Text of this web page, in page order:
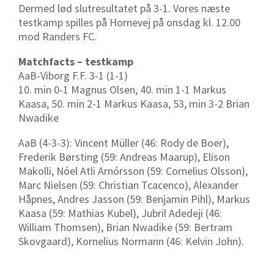
Dermed lød slutresultatet på 3-1. Vores næste
testkamp spilles på Hornevej på onsdag kl. 12.00
mod Randers FC.
Matchfacts – testkamp
AaB-Viborg F.F. 3-1 (1-1)
10. min 0-1 Magnus Olsen, 40. min 1-1 Markus
Kaasa, 50. min 2-1 Markus Kaasa, 53, min 3-2 Brian
Nwadike
AaB (4-3-3): Vincent Müller (46: Rody de Boer),
Frederik Børsting (59: Andreas Maarup), Elison
Makolli, Nóel Atli Arnórsson (59: Cornelius Olsson),
Marc Nielsen (59: Christian Tcacenco), Alexander
Håpnes, Andres Jasson (59: Benjamin Pihl), Markus
Kaasa (59: Mathias Kubel), Jubril Adedeji (46:
William Thomsen), Brian Nwadike (59: Bertram
Skovgaard), Kornelius Normann (46: Kelvin John).